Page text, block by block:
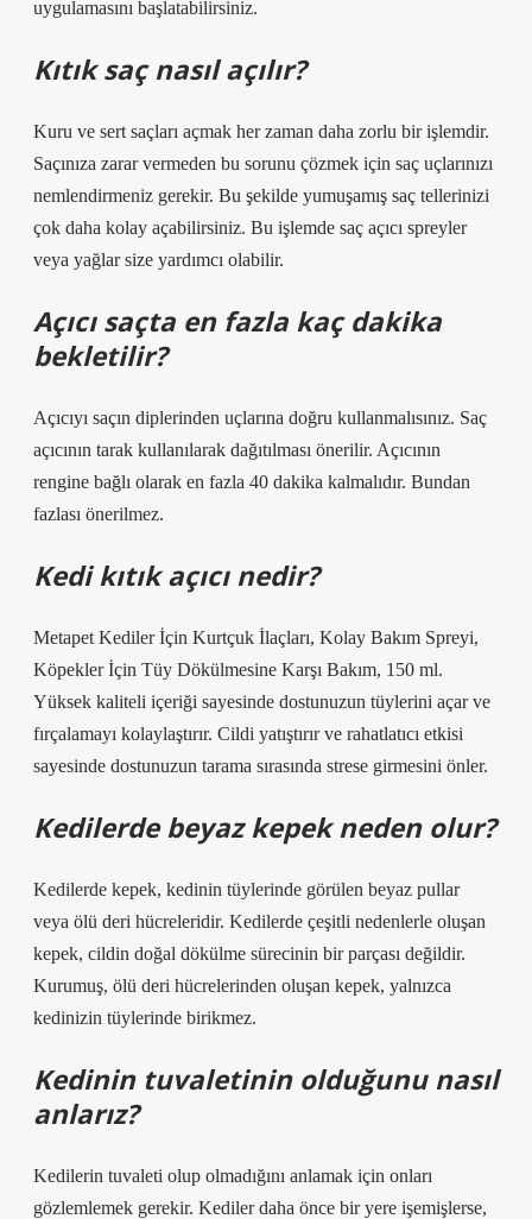
uygulamasını başlatabilirsiniz.
Kıtık saç nasıl açılır?
Kuru ve sert saçları açmak her zaman daha zorlu bir işlemdir.
Saçınıza zarar vermeden bu sorunu çözmek için saç uçlarınızı
nemlendirmeniz gerekir. Bu şekilde yumuşamış saç tellerinizi
çok daha kolay açabilirsiniz. Bu işlemde saç açıcı spreyler
veya yağlar size yardımcı olabilir.
Açıcı saçta en fazla kaç dakika
bekletilir?
Açıcıyı saçın diplerinden uçlarına doğru kullanmalısınız. Saç
açıcının tarak kullanılarak dağıtılması önerilir. Açıcının
rengine bağlı olarak en fazla 40 dakika kalmalıdır. Bundan
fazlası önerilmez.
Kedi kıtık açıcı nedir?
Metapet Kediler İçin Kurtçuk İlaçları, Kolay Bakım Spreyi,
Köpekler İçin Tüy Dökülmesine Karşı Bakım, 150 ml.
Yüksek kaliteli içeriği sayesinde dostunuzun tüylerini açar ve
fırçalamayı kolaylaştırır. Cildi yatıştırır ve rahatlatıcı etkisi
sayesinde dostunuzun tarama sırasında strese girmesini önler.
Kedilerde beyaz kepek neden olur?
Kedilerde kepek, kedinin tüylerinde görülen beyaz pullar
veya ölü deri hücreleridir. Kedilerde çeşitli nedenlerle oluşan
kepek, cildin doğal dökülme sürecinin bir parçası değildir.
Kurumuş, ölü deri hücrelerinden oluşan kepek, yalnızca
kedinizin tüylerinde birikmez.
Kedinin tuvaletinin olduğunu nasıl
anlarız?
Kedilerin tuvaleti olup olmadığını anlamak için onları
gözlemlemek gerekir. Kediler daha önce bir yere işemişlerse,